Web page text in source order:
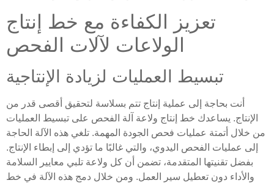
تعزيز الكفاءة مع خط إنتاج
الولاعات لآلات الفحص
تبسيط العمليات لزيادة الإنتاجية
أنت بحاجة إلى عملية إنتاج تتم بسلاسة لتحقيق أقصى قدر من
الإنتاج. يساعدك خط إنتاج ولاعة آلة الفحص على تبسيط العمليات
من خلال أتمتة عمليات فحص الجودة المهمة. تلغي هذه الآلة الحاجة
إلى عمليات الفحص اليدوي، والتي غالبًا ما تؤدي إلى إبطاء الإنتاج.
بفضل تقنيتها المتقدمة، تضمن أن كل ولاعة تلبي معايير السلامة
والأداء دون تعطيل سير العمل. ومن خلال دمج هذه الآلة في خط